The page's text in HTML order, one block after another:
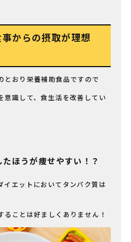
からの摂取が理想
とおり栄養補助食品ですので
意識して、食生活を改善してい
ほうが痩せやすい！？
イエットにおいてタンパク質は
ることは好ましくありません！